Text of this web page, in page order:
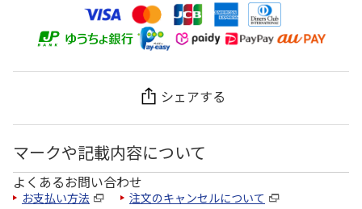
シェアする
マークや記載内容について
よくあるお問い合わせ
お支払い方法 注文のキャンセルについて